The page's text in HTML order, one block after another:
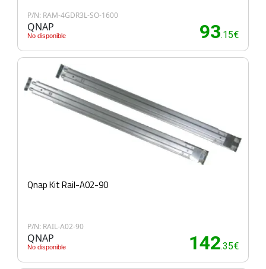
P/N: RAM-4GDR3L-SO-1600
QNAP
No disponible 93.15€
Qnap Kit Rail-A02-90
P/N: RAIL-A02-90
QNAP
No disponible 142.35€